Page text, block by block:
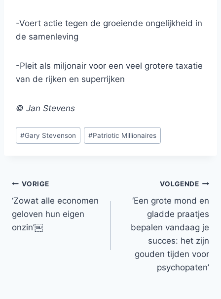
-Voert actie tegen de groeiende ongelijkheid in
de samenleving
-Pleit als miljonair voor een veel grotere taxatie
van de rijken en superrijken
© Jan Stevens
Bericht
tags:
#Gary Stevenson #Patriotic Millionaires
Bericht
navigatie
VORIGE
‘Zowat alle economen
geloven hun eigen
onzin’￼
VOLGENDE
‘Een grote mond en
gladde praatjes
bepalen vandaag je
succes: het zijn
gouden tijden voor
psychopaten’